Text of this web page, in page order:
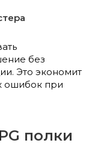
без
Это экономит
ошибок при
полки